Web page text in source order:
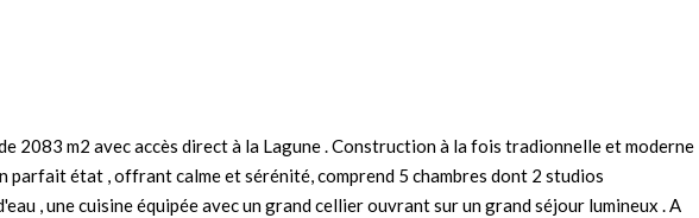
2083 m2 avec accès direct à la Lagune . Construction à la fois tradionnelle et moderne
parfait état , offrant calme et sérénité, comprend 5 chambres dont 2 studios
, une cuisine équipée avec un grand cellier ouvrant sur un grand séjour lumineux . A